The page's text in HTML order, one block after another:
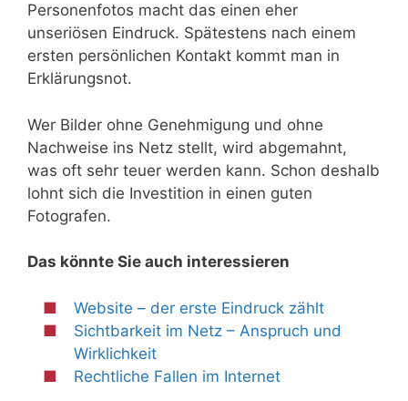
Personenfotos macht das einen eher
unseriösen Eindruck. Spätestens nach einem
ersten persönlichen Kontakt kommt man in
Erklärungsnot.
Wer Bilder ohne Genehmigung und ohne
Nachweise ins Netz stellt, wird abgemahnt,
was oft sehr teuer werden kann. Schon deshalb
lohnt sich die Investition in einen guten
Fotografen.
Das könnte Sie auch interessieren
Website – der erste Eindruck zählt
Sichtbarkeit im Netz – Anspruch und
Wirklichkeit
Rechtliche Fallen im Internet